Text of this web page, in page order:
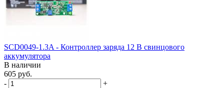
SCD0049-1.3A - Контроллер заряда 12 В свинцового
аккумулятора
В наличии
605 руб.
-
+